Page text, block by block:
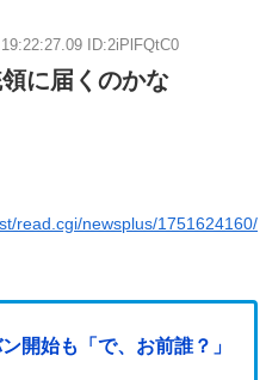
ID:2iPlFQtC0
に届くのかな
read.cgi/newsplus/1751624160/
開始も「で、お前誰？」